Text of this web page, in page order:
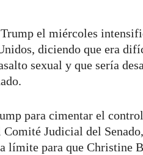
el miércoles
diciendo que era
sexual y que sería
para cimentar el
Judicial del
límite para que Christine